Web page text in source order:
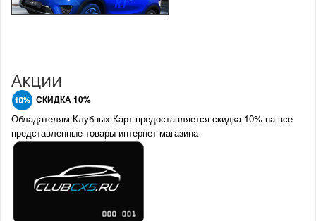
Акции
СКИДКА 10%
Обладателям Клубных Карт предоставляется скидка 10% на все
представленные товары интернет-магазина